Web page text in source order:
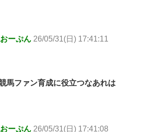
ーぷん 26/05/31(日) 17:41:11
馬ファン育成に役立つなあれは
ーぷん 26/05/31(日) 17:41:08